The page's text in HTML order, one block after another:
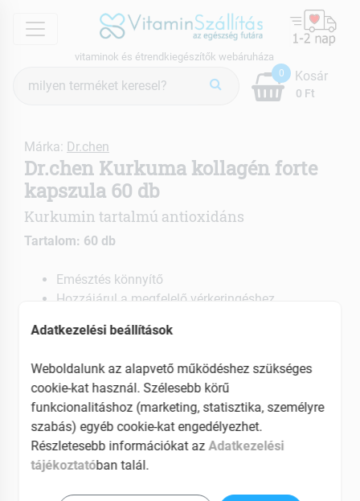
menu
vitaminok és étrendkiegészítők webáruháza
keresés
0
0 Ft
Kosár
Márka: Dr.chen
Dr.chen Kurkuma kollagén forte
kapszula 60 db
Kurkumin tartalmú antioxidáns
Tartalom: 60 db
Emésztés könnyítő
Hozzájárul a megfelelő vérkeringéshez
Adatkezelési beállítások
Weboldalunk az alapvető működéshez szükséges
cookie-kat használ. Szélesebb körű
funkcionalitáshoz (marketing, statisztika, személyre
szabás) egyéb cookie-kat engedélyezhet.
Részletesebb információkat azAdatkezelési
tájékoztatóban talál.